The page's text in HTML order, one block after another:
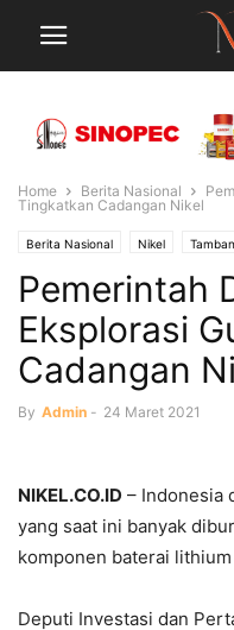
Home Berita Nasional
Tingkatkan Cadangan Nikel
Berita Nasional Nikel
Pemerintah
Eksplorasi
Cadangan
By Admin - 24 Maret 2021
NIKEL.CO.ID – Indonesia
yang saat ini banyak
komponen baterai
Deputi Investasi dan